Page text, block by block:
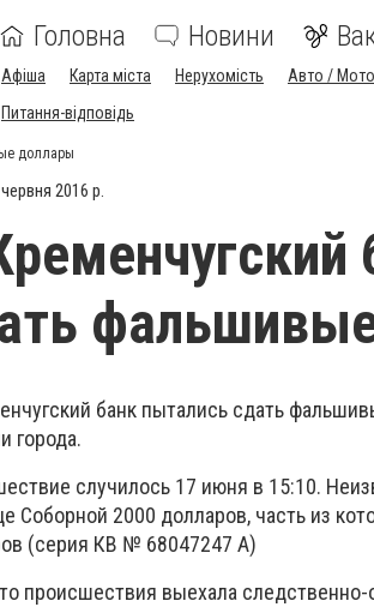
Головна Новини
Афіша Карта міста Нерухомість Авто / Мото
Питання-відповідь
доллары
2016 р.
банк пытались сдать
города.
случилось 17 июня в 15:10.
Соборной 2000 долларов, часть из
(серия КВ № 68047247 А)
происшествия выехала